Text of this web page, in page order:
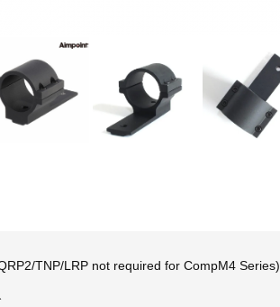
TNP/LRP not required for CompM4 Series)